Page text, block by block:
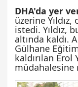
DHA'da yer
üzerine
istedi. Yıldız,
altında kaldı.
Gülhane
kaldırılan Erol
müdahalesine